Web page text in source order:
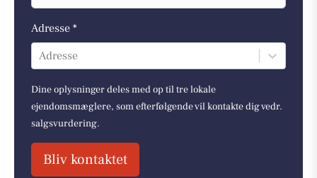
Adresse *
Adresse
Dine oplysninger deles med op til tre lokale
ejendomsmæglere, som efterfølgende vil kontakte dig vedr.
salgsvurdering.
Bliv kontaktet